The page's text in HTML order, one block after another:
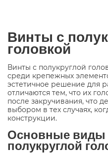
Винты с
головкой
Винты с полукруглой
среди крепежных
эстетичное решение для
отличаются тем, что их
после закручивания, что
выбором в тех случаях,
конструкции.
Основные виды
полукруглой